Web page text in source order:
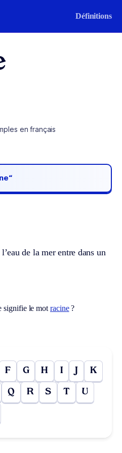
Définitions
en français
de la mer entre dans un
signifie le mot racine?
F G H I J K
Q R S T U